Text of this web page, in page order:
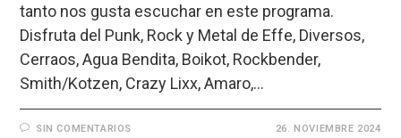
tanto nos gusta escuchar en este programa.
Disfruta del Punk, Rock y Metal de Effe, Diversos,
Cerraos, Agua Bendita, Boikot, Rockbender,
Smith/Kotzen, Crazy Lixx, Amaro,…
SIN COMENTARIOS 26. NOVIEMBRE 2024